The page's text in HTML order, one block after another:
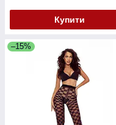
Купити
–15%